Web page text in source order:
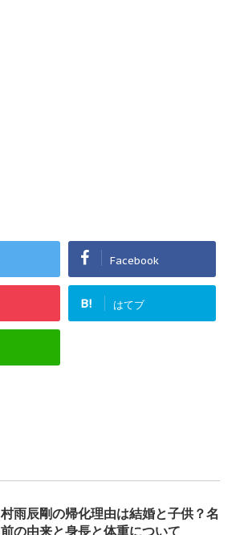
Facebook
B! はてブ
村雨辰剛の帰化理由は結婚と子供？名
前の由来と身長と体重について